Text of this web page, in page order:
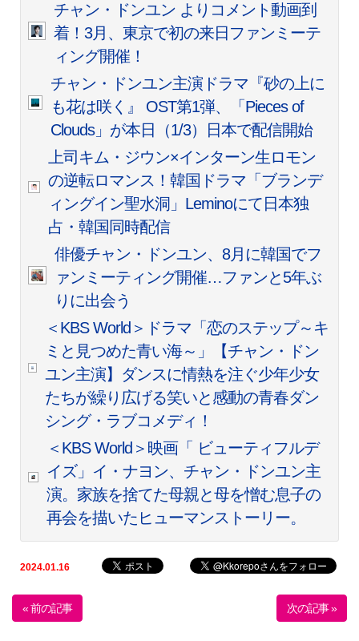
チャン・ドンユン よりコメント動画到
着！3月、東京で初の来日ファンミーテ
ィング開催！
チャン・ドンユン主演ドラマ『砂の上に
も花は咲く』 OST第1弾、「Pieces of
Clouds」が本日（1/3）日本で配信開始
上司キム・ジウン×インターン生ロモン
の逆転ロマンス！韓国ドラマ「ブランデ
ィングイン聖水洞」Leminoにて日本独
占・韓国同時配信
俳優チャン・ドンユン、8月に韓国でフ
ァンミーティング開催…ファンと5年ぶ
りに出会う
＜KBS World＞ドラマ「恋のステップ～キ
ミと見つめた青い海～」【チャン・ドン
ユン主演】ダンスに情熱を注ぐ少年少女
たちが繰り広げる笑いと感動の青春ダン
シング・ラブコメディ！
＜KBS World＞映画「 ビューティフルデ
イズ」イ・ナヨン、チャン・ドンユン主
演。家族を捨てた母親と母を憎む息子の
再会を描いたヒューマンストーリー。
2024.01.16
« 前の記事 次の記事 »